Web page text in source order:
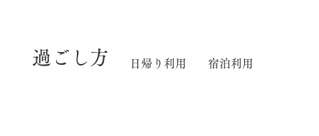
​過ごし方 日帰り利用 宿泊利用